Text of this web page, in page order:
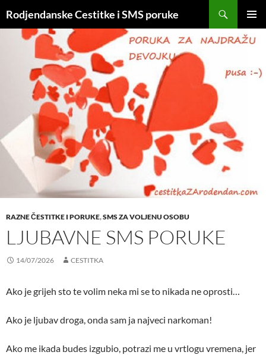
to
content
Rodjendanske Cestitke i SMS poruke
MENU
RAZNE ČESTITKE I PORUKE,SMS ZA VOLJENU OSOBU
LJUBAVNE SMS PORUKE
14/07/2026 CESTITKA
Ako je grijeh sto te volim neka mi se to nikada ne oprosti…
Ako je ljubav droga, onda sam ja najveci narkoman!
Ako me ikada budes izgubio, potrazi me u vrtlogu vremena, jer